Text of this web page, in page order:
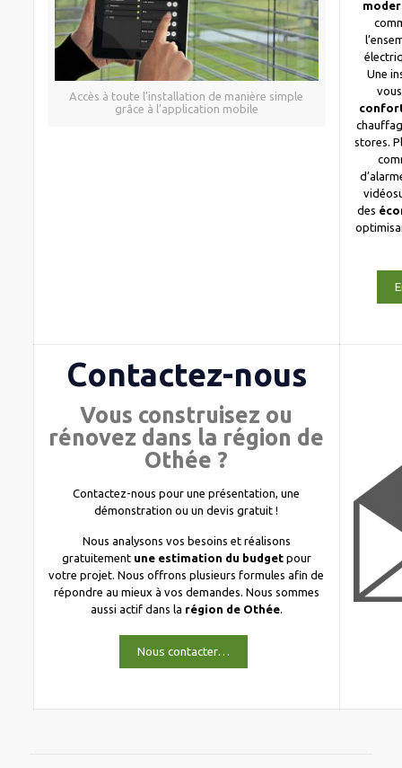
Accès à toute l’installation de manière simple
grâce à l’application mobile
Une
stores.
des
Contactez-nous
Vous construisez ou
rénovez dans la région de
Othée ?
Contactez-nous pour une présentation, une
démonstration ou un devis gratuit !
Nous analysons vos besoins et réalisons
gratuitement une estimation du budgetpour
votre projet. Nous offrons plusieurs formules afin de
répondre au mieux à vos demandes. Nous sommes
aussi actif dans la région de Othée.
Nous contacter…